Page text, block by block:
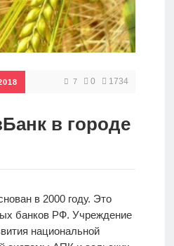
7 0 1734
в городе
в 2000 году. Это
банков РФ. Учреждение
национальной